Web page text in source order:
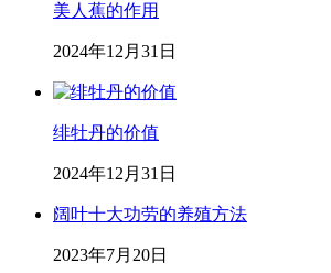
美人蕉的作用
2024年12月31日
绯牡丹的价值
2024年12月31日
阔叶十大功劳的养殖方法
2023年7月20日